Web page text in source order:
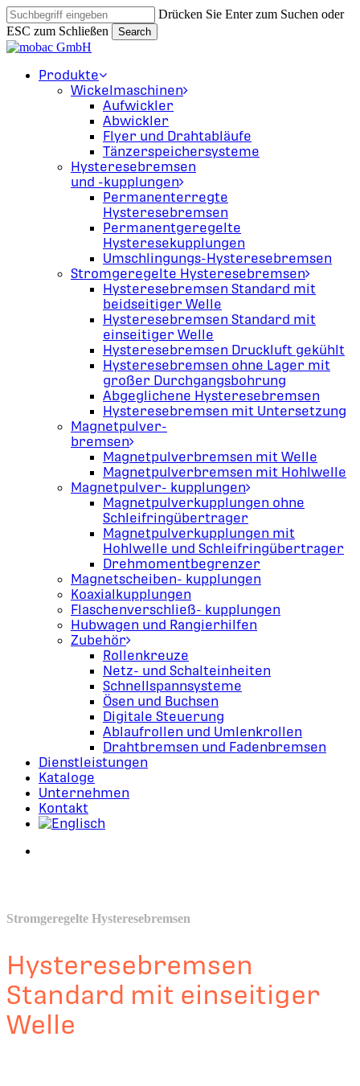
Skip
to
main
content
Drücken Sie Enter zum Suchen oder
ESC zum Schließen
Search
Close
search
Menu
Produkte
Wickelmaschinen
Aufwickler
Abwickler
Flyer und Drahtabläufe
Tänzerspeichersysteme
Hysteresebremsen
und -kupplungen
Permanenterregte
Hysteresebremsen
Permanentgeregelte
Hysteresekupplungen
Umschlingungs-Hysteresebremsen
Stromgeregelte Hysteresebremsen
Hysteresebremsen Standard mit
beidseitiger Welle
Hysteresebremsen Standard mit
einseitiger Welle
Hysteresebremsen Druckluft gekühlt
Hysteresebremsen ohne Lager mit
großer Durchgangsbohrung
Abgeglichene Hysteresebremsen
Hysteresebremsen mit Untersetzung
Magnetpulver-
bremsen
Magnetpulverbremsen mit Welle
Magnetpulverbremsen mit Hohlwelle
Magnetpulver- kupplungen
Magnetpulverkupplungen ohne
Schleifringübertrager
Magnetpulverkupplungen mit
Hohlwelle und Schleifringübertrager
Drehmomentbegrenzer
Magnetscheiben- kupplungen
Koaxialkupplungen
Flaschenverschließ- kupplungen
Hubwagen und Rangierhilfen
Zubehör
Rollenkreuze
Netz- und Schalteinheiten
Schnellspannsysteme
Ösen und Buchsen
Digitale Steuerung
Ablaufrollen und Umlenkrollen
Drahtbremsen und Fadenbremsen
Dienstleistungen
Kataloge
Unternehmen
Kontakt
Stromgeregelte Hysteresebremsen
Hysteresebremsen
Standard mit einseitiger
Welle